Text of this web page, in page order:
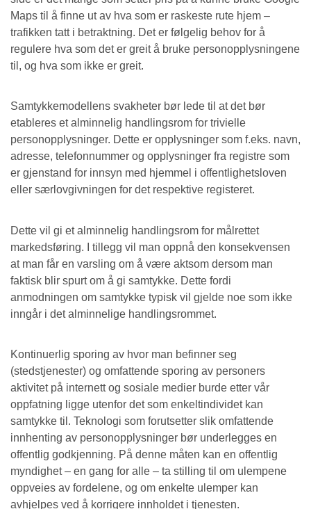
Maps til å finne ut av hva som er raskeste rute hjem –
trafikken tatt i betraktning. Det er følgelig behov for å
regulere hva som det er greit å bruke personopplysningene
til, og hva som ikke er greit.
Samtykkemodellens svakheter bør lede til at det bør
etableres et alminnelig handlingsrom for trivielle
personopplysninger. Dette er opplysninger som f.eks. navn,
adresse, telefonnummer og opplysninger fra registre som
er gjenstand for innsyn med hjemmel i offentlighetsloven
eller særlovgivningen for det respektive registeret.
Dette vil gi et alminnelig handlingsrom for målrettet
markedsføring. I tillegg vil man oppnå den konsekvensen
at man får en varsling om å være aktsom dersom man
faktisk blir spurt om å gi samtykke. Dette fordi
anmodningen om samtykke typisk vil gjelde noe som ikke
inngår i det alminnelige handlingsrommet.
Kontinuerlig sporing av hvor man befinner seg
(stedstjenester) og omfattende sporing av personers
aktivitet på internett og sosiale medier burde etter vår
oppfatning ligge utenfor det som enkeltindividet kan
samtykke til. Teknologi som forutsetter slik omfattende
innhenting av personopplysninger bør underlegges en
offentlig godkjenning. På denne måten kan en offentlig
myndighet – en gang for alle – ta stilling til om ulempene
oppveies av fordelene, og om enkelte ulemper kan
avhjelpes ved å korrigere innholdet i tjenesten.